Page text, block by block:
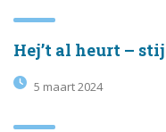
Hej’t al heurt –
5 maart 2024